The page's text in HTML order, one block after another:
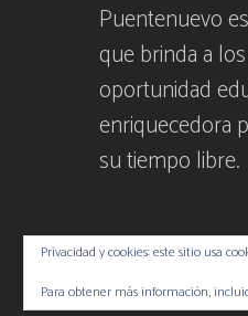
Puentenuevo
que brinda a
oportunidad
enriquecedora
su tiempo libre.
© 2026 Puentenuevo ·
Privacidad y cookies: este sitio usa
Para obtener más información,